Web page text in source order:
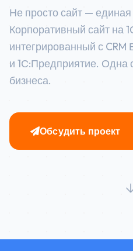
Не просто сайт — единая
Корпоративный сайт на
интегрированный с CRM
и 1С:Предприятие. Одна
бизнеса.
Обсудить проект